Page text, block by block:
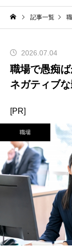
記事一覧
2026.07.04
職場で愚痴
ネガティブ
[PR]
職場